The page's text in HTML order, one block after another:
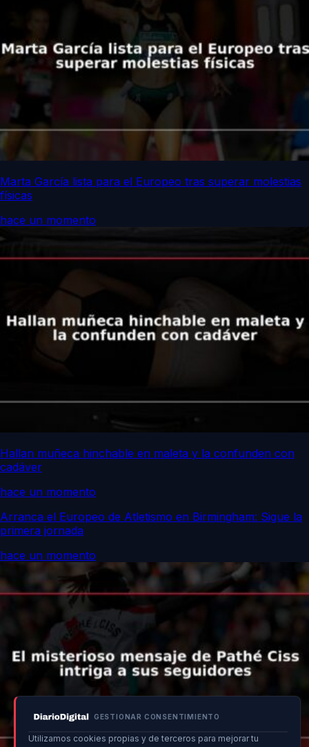
GESTIONAR CONSENTIMIENTO
Utilizamos cookies propias y de terceros para mejorar tu
Marta García lista para el Europeo tras superar molestias
físicas
hace un momento
Hallan muñeca hinchable en maleta y la confunden con
cadáver
hace un momento
Arranca el Europeo de Atletismo en Birmingham: Sigue la
primera jornada
hace un momento